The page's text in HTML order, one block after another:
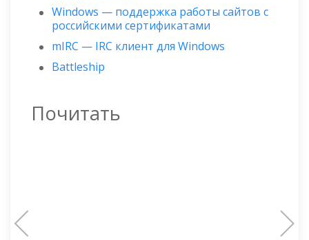
Windows — поддержка работы сайтов с
российскими сертификатами
mIRC — IRC клиент для Windows
Battleship
Почитать